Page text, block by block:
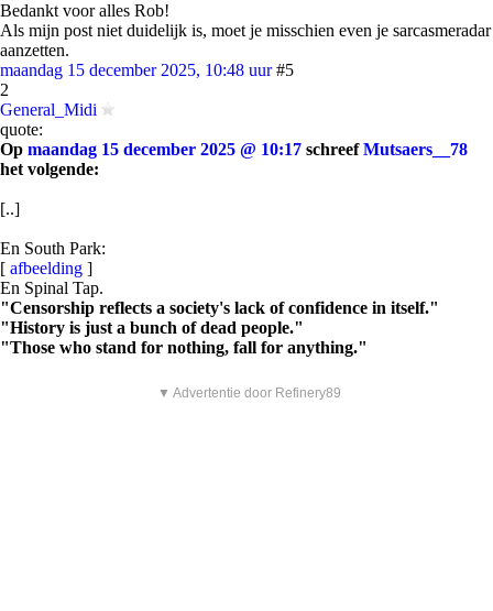
Bedankt voor alles Rob!
Als mijn post niet duidelijk is, moet je misschien even je sarcasmeradar
aanzetten.
maandag 15 december 2025, 10:48 uur #5
2
General_Midi
quote:
Op maandag 15 december 2025 @ 10:17 schreefMutsaers__78
het volgende:
[..]
En South Park:
[ afbeelding ]
En Spinal Tap.
"Censorship reflects a society's lack of confidence in itself."
"History is just a bunch of dead people."
"Those who stand for nothing, fall for anything."
▼ Advertentie door Refinery89